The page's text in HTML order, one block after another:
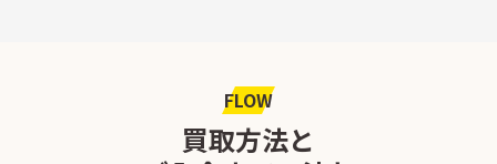
FLOW
買取方法と